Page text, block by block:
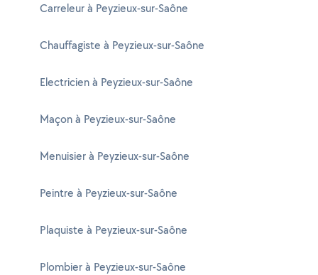
Carreleur à Peyzieux-sur-Saône
Chauffagiste à Peyzieux-sur-Saône
Electricien à Peyzieux-sur-Saône
Maçon à Peyzieux-sur-Saône
Menuisier à Peyzieux-sur-Saône
Peintre à Peyzieux-sur-Saône
Plaquiste à Peyzieux-sur-Saône
Plombier à Peyzieux-sur-Saône